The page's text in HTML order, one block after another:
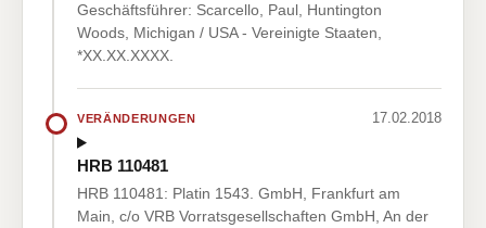
Geschäftsführer: Scarcello, Paul, Huntington
Woods, Michigan / USA - Vereinigte Staaten,
*XX.XX.XXXX.
VERÄNDERUNGEN 17.02.2018
HRB 110481
HRB 110481: Platin 1543. GmbH, Frankfurt am
Main, c/o VRB Vorratsgesellschaften GmbH, An der